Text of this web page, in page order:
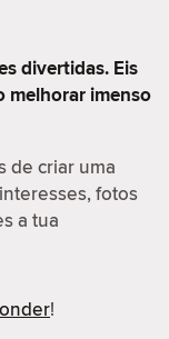
divertidas. Eis
melhorar imenso
de criar uma
fotos
a tua
!